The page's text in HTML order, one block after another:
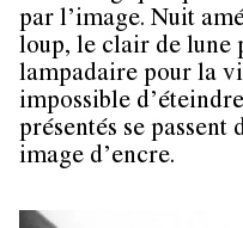
par l’image. Nuit
loup, le clair de lune
lampadaire pour la
impossible
présentés se passent
image d’encre.